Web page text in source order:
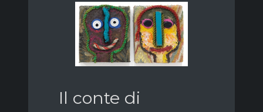
Il conte di